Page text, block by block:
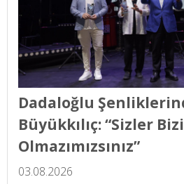
Dadaloğlu
Büyükkılıç: “Sizler
Olmazımızsınız”
03.08.2026